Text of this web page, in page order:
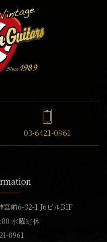
03-6421-0961
宮前6-32-1 J6ビルB1F
水曜定休
0961